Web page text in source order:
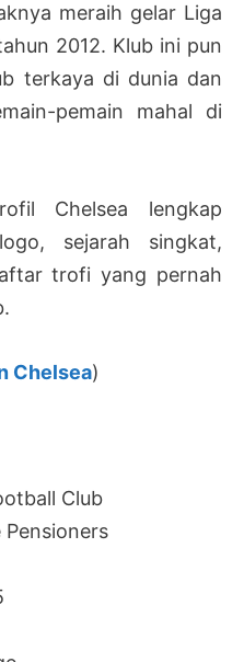
meraih gelar Liga
2012. Klub ini pun
terkaya di dunia dan
pemain mahal di
Chelsea lengkap
sejarah singkat,
trofi yang pernah
Chelsea)
Club
Pensioners